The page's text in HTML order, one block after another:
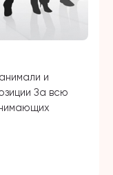
и
За всю